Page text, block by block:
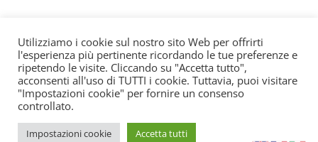
© All rights reserved. Quotidiano registrato all'albo dei
giornali e periodici presso il Tribunale di Torino n. 25
del 24/8/2022 Editore: Agostino Scozzaro Direttore
responsabile: Andrea Musacchio Theme Sportsx
designed byWPInterface.
Utilizziamo i cookie sul nostro sito Web per offrirti
l'esperienza più pertinente ricordando le tue preferenze e
ripetendo le visite. Cliccando su "Accetta tutto",
acconsenti all'uso di TUTTI i cookie. Tuttavia, puoi visitare
"Impostazioni cookie" per fornire un consenso
controllato.
Impostazioni cookie Accetta tutti